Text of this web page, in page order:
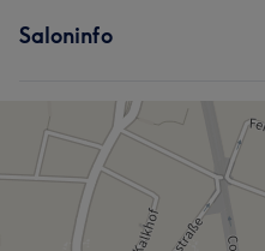
Saloninfo